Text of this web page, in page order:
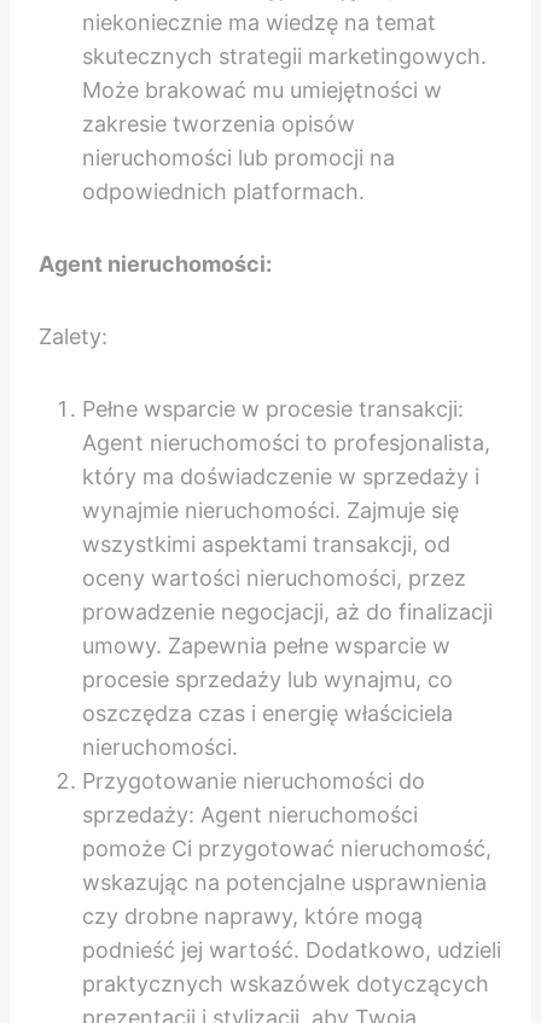
niekoniecznie ma wiedzę na temat
skutecznych strategii marketingowych.
Może brakować mu umiejętności w
zakresie tworzenia opisów
nieruchomości lub promocji na
odpowiednich platformach.
Agent nieruchomości:
Zalety:
Pełne wsparcie w procesie transakcji:
Agent nieruchomości to profesjonalista,
który ma doświadczenie w sprzedaży i
wynajmie nieruchomości. Zajmuje się
wszystkimi aspektami transakcji, od
oceny wartości nieruchomości, przez
prowadzenie negocjacji, aż do finalizacji
umowy. Zapewnia pełne wsparcie w
procesie sprzedaży lub wynajmu, co
oszczędza czas i energię właściciela
nieruchomości.
Przygotowanie nieruchomości do
sprzedaży: Agent nieruchomości
pomoże Ci przygotować nieruchomość,
wskazując na potencjalne usprawnienia
czy drobne naprawy, które mogą
podnieść jej wartość. Dodatkowo, udzieli
praktycznych wskazówek dotyczących
prezentacji i stylizacji, aby Twoja